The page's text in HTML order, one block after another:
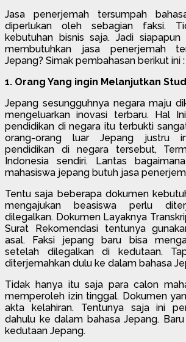
Jasa penerjemah tersumpah
diperlukan oleh sebagian faksi.
kebutuhan bisnis saja. Jadi siapapun
membutuhkan jasa penerjemah
Jepang? Simak pembahasan berikut ini :
1. Orang Yang ingin Melanjutkan
Jepang sesungguhnya negara maju
mengeluarkan inovasi terbaru. Hal
pendidikan di negara itu terbukti
orang-orang luar Jepang justru
pendidikan di negara tersebut,
Indonesia sendiri. Lantas
mahasiswa jepang butuh jasa
Tentu saja beberapa dokumen
mengajukan beasiswa perlu
dilegalkan. Dokumen Layaknya
Surat Rekomendasi tentunya
asal. Faksi jepang baru bisa
setelah dilegalkan di kedutaan.
diterjemahkan dulu ke dalam bahasa
Tidak hanya itu saja para calon
memperoleh izin tinggal. Dokumen
akta kelahiran. Tentunya saja ini
dahulu ke dalam bahasa Jepang.
kedutaan Jepang.